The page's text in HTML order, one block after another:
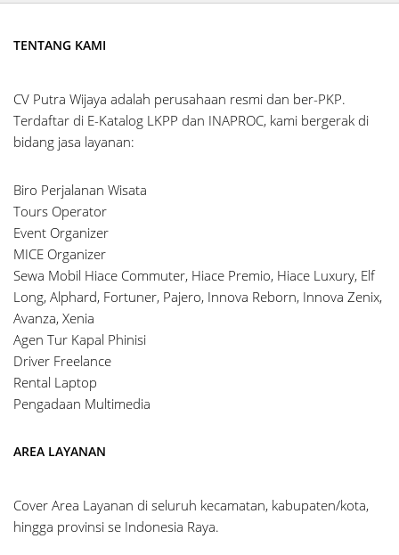
TENTANG KAMI
CV Putra Wijaya adalah perusahaan resmi dan ber-PKP.
Terdaftar di E-Katalog LKPP dan INAPROC, kami bergerak di
bidang jasa layanan:
Biro Perjalanan Wisata
Tours Operator
Event Organizer
MICE Organizer
Sewa Mobil Hiace Commuter, Hiace Premio, Hiace Luxury, Elf
Long, Alphard, Fortuner, Pajero, Innova Reborn, Innova Zenix,
Avanza, Xenia
Agen Tur Kapal Phinisi
Driver Freelance
Rental Laptop
Pengadaan Multimedia
AREA LAYANAN
Cover Area Layanan di seluruh kecamatan, kabupaten/kota,
hingga provinsi se Indonesia Raya.